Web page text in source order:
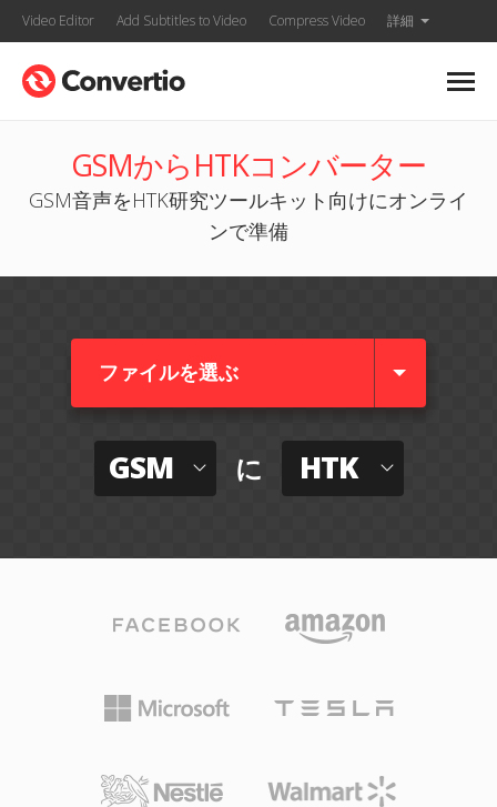
Video Editor Add Subtitles to Video Compress Video 詳細
GSMからHTKコンバーター
GSM音声をHTK研究ツールキット向けにオンライ
ンで準備
ファイルを選ぶ
GSM に HTK